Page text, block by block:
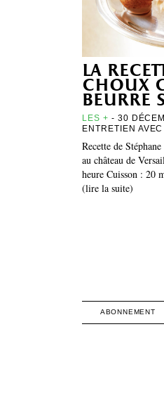
la
choux
beurre
LES + - 30
ENTRETIEN AVEC
Recette de
au château de
heure Cuisson : 20
(lire la suite)
ABONNEMENT